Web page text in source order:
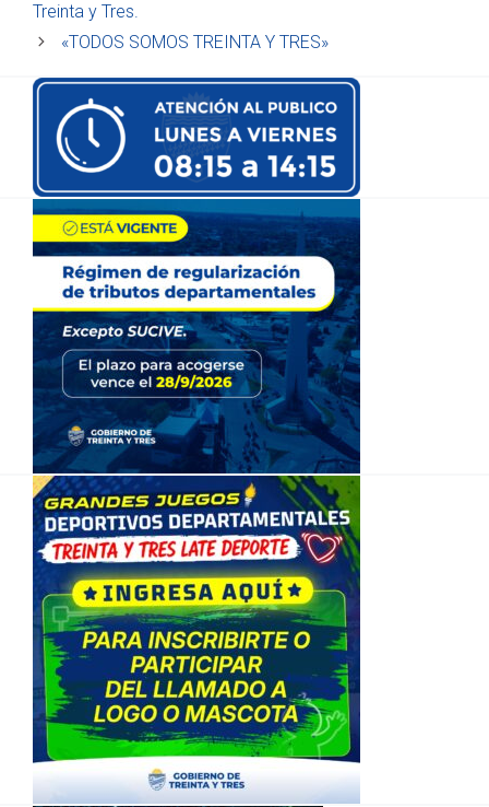
Treinta y Tres.
«TODOS SOMOS TREINTA Y TRES»